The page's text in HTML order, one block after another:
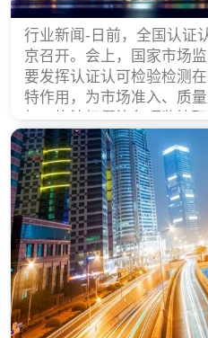
行业新闻-日前，全国认证
京召开。会上，国家市场
要发挥认证认可检验检测
特作用，为市场准入、质
权、执法打假等各项监管
据。